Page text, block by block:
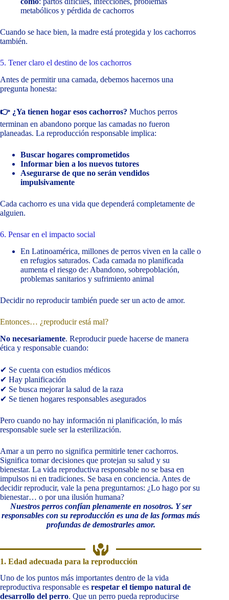
metabólicos y pérdida de cachorros
Cuando se hace bien, la madre está protegida y los cachorros
también.
5. Tener claro el destino de los cachorros
Antes de permitir una camada, debemos hacernos una
pregunta honesta:
👉 ¿Ya tienen hogar esos cachorros? Muchos perros
terminan en abandono porque las camadas no fueron
planeadas. La reproducción responsable implica:
Buscar hogares comprometidos
Informar bien a los nuevos tutores
Asegurarse de que no serán vendidos
impulsivamente
Cada cachorro es una vida que dependerá completamente de
alguien.
6. Pensar en el impacto social
En Latinoamérica, millones de perros viven en la calle o
en refugios saturados. Cada camada no planificada
aumenta el riesgo de: Abandono, sobrepoblación,
problemas sanitarios y sufrimiento animal
Decidir no reproducir también puede ser un acto de amor.
Entonces… ¿reproducir está mal?
No necesariamente. Reproducir puede hacerse de manera
ética y responsable cuando:
✔ Se cuenta con estudios médicos
✔ Hay planificación
✔ Se busca mejorar la salud de la raza
✔ Se tienen hogares responsables asegurados
Pero cuando no hay información ni planificación, lo más
responsable suele ser la esterilización.
Amar a un perro no significa permitirle tener cachorros.
Significa tomar decisiones que protejan su salud y su
bienestar. La vida reproductiva responsable no se basa en
impulsos ni en tradiciones. Se basa en conciencia. Antes de
decidir reproducir, vale la pena preguntarnos: ¿Lo hago por su
bienestar… o por una ilusión humana?
Nuestros perros confían plenamente en nosotros. Y ser
responsables con su reproducción es una de las formas más
profundas de demostrarles amor.
1. Edad adecuada para la reproducción
Uno de los puntos más importantes dentro de la vida
reproductiva responsable es respetar el tiempo natural de
desarrollo del perro. Que un perro pueda reproducirse